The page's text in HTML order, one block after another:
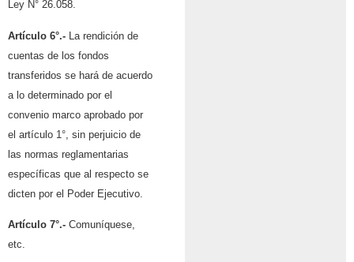
Ley N° 26.058.
Artículo 6°.- La rendición de
cuentas de los fondos
transferidos se hará de acuerdo
a lo determinado por el
convenio marco aprobado por
el artículo 1°, sin perjuicio de
las normas reglamentarias
específicas que al respecto se
dicten por el Poder Ejecutivo.
Artículo 7°.- Comuníquese,
etc.